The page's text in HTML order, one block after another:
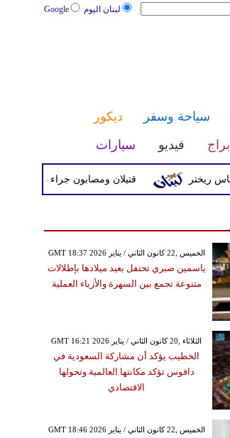
لبنان اليوم Google
سياحة وسفر
ديكور
أبراج فيديو سيارات
قتيلان ومصابون جراء 14 غارة إسرائيلية على شرق وجنوب لبنان
GMT 18:37 2026 الخميس ,22 كانون الثاني / يناير
ياسمين صبري تحتفل بعيد ميلادها بإطلالات
متنوعة تجمع بين السهرة والأزياء العملية
GMT 16:21 2026 الثلاثاء ,20 كانون الثاني / يناير
الخطيب يؤكد أن مشاركة السعودية في
دافوس تؤكد مكانتها العالمية وتحولها
الاقتصادي
GMT 18:46 2026 الخميس ,22 كانون الثاني / يناير